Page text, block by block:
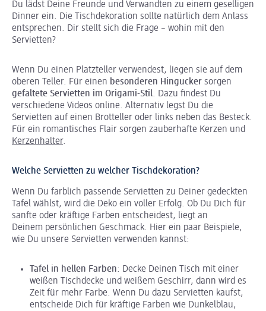
Du lädst Deine Freunde und Verwandten zu einem geselligen
Dinner ein. Die Tischdekoration sollte natürlich dem Anlass
entsprechen. Dir stellt sich die Frage – wohin mit den
Servietten?
Wenn Du einen Platzteller verwendest, liegen sie auf dem
oberen Teller. Für einen besonderen Hingucker sorgen
gefaltete Servietten im Origami-Stil. Dazu findest Du
verschiedene Videos online. Alternativ legst Du die
Servietten auf einen Brotteller oder links neben das Besteck.
Für ein romantisches Flair sorgen zauberhafte Kerzen und
Kerzenhalter.
Welche Servietten zu welcher Tischdekoration?
Wenn Du farblich passende Servietten zu Deiner gedeckten
Tafel wählst, wird die Deko ein voller Erfolg. Ob Du Dich für
sanfte oder kräftige Farben entscheidest, liegt an
Deinem persönlichen Geschmack. Hier ein paar Beispiele,
wie Du unsere Servietten verwenden kannst:
Tafel in hellen Farben: Decke Deinen Tisch mit einer
weißen Tischdecke und weißem Geschirr, dann wird es
Zeit für mehr Farbe. Wenn Du dazu Servietten kaufst,
entscheide Dich für kräftige Farben wie Dunkelblau,